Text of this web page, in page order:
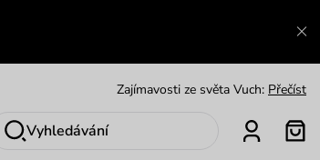
Výměna a vrácení zdarma Zobrazit
Prohlédnout
Vyhledávání